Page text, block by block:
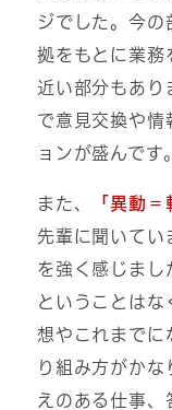
ジでした。今の
拠をもとに業務
近い部分もあり
で意見交換や情
ョンが盛んです。
また、 「異動＝
先輩に聞いてい
を強く感じまし
ということはな
想やこれまでに
り組み方がか
えのある仕事、